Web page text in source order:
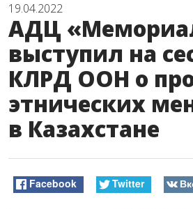
19.04.2022
АДЦ
выступил на
КЛРД ООН о
этнических
в Казахстане
Facebook Twitter